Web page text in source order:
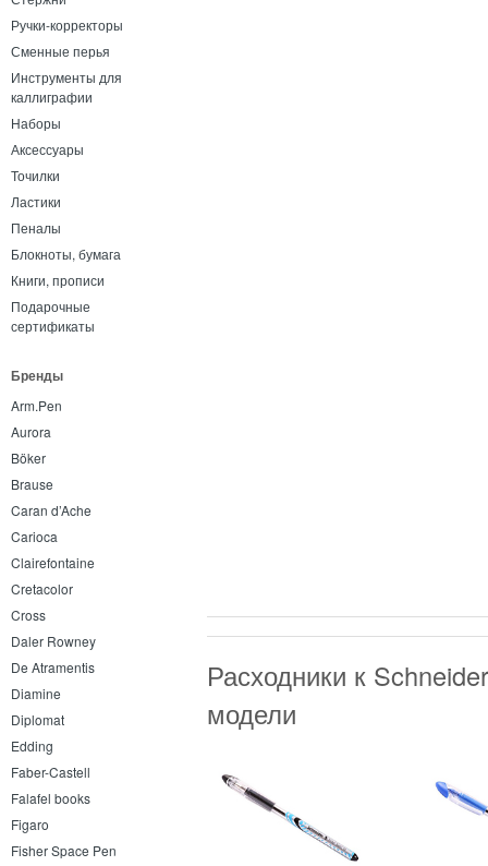
Ручки-корректоры
Сменные перья
Инструменты для
каллиграфии
Наборы
Аксессуары
Точилки
Ластики
Пеналы
Блокноты, бумага
Книги, прописи
Подарочные
сертификаты
Бренды
Arm.Pen
Aurora
Böker
Brause
Caran d’Ache
Carioca
Clairefontaine
Cretacolor
Cross
Daler Rowney
De Atramentis
Diamine
Diplomat
Edding
Faber-Castell
Falafel books
Figaro
Fisher Space Pen
Расходники к
модели